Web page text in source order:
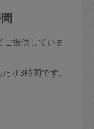
提供していま
り3時間です。